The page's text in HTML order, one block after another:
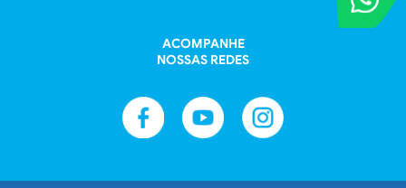
Entre em
ACOMPANHE
NOSSAS REDES